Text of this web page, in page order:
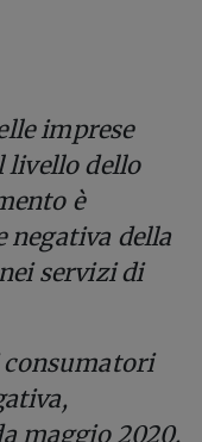
imprese
livello dello
è
negativa della
servizi di
consumatori
maggio 2020.